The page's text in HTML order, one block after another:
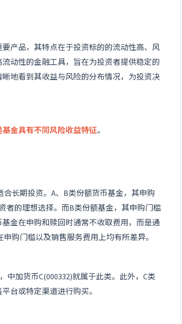
产品，其特点在于投资标的的流动性高、风
动性的金融工具，旨在为投资者提供稳定的
地看到其收益与风险的分布情况，为投资决
金具有不同风险收益特征。
合长期投资。A、B类份额货币基金，其申购
者的理想选择。而B类份额基金，其申购门槛
金在申购和赎回时通常不收取费用，而是通
购门槛以及销售服务费用上均有所差异。
中加货币C(000332)就属于此类。此外，C类
台或特定渠道进行购买。